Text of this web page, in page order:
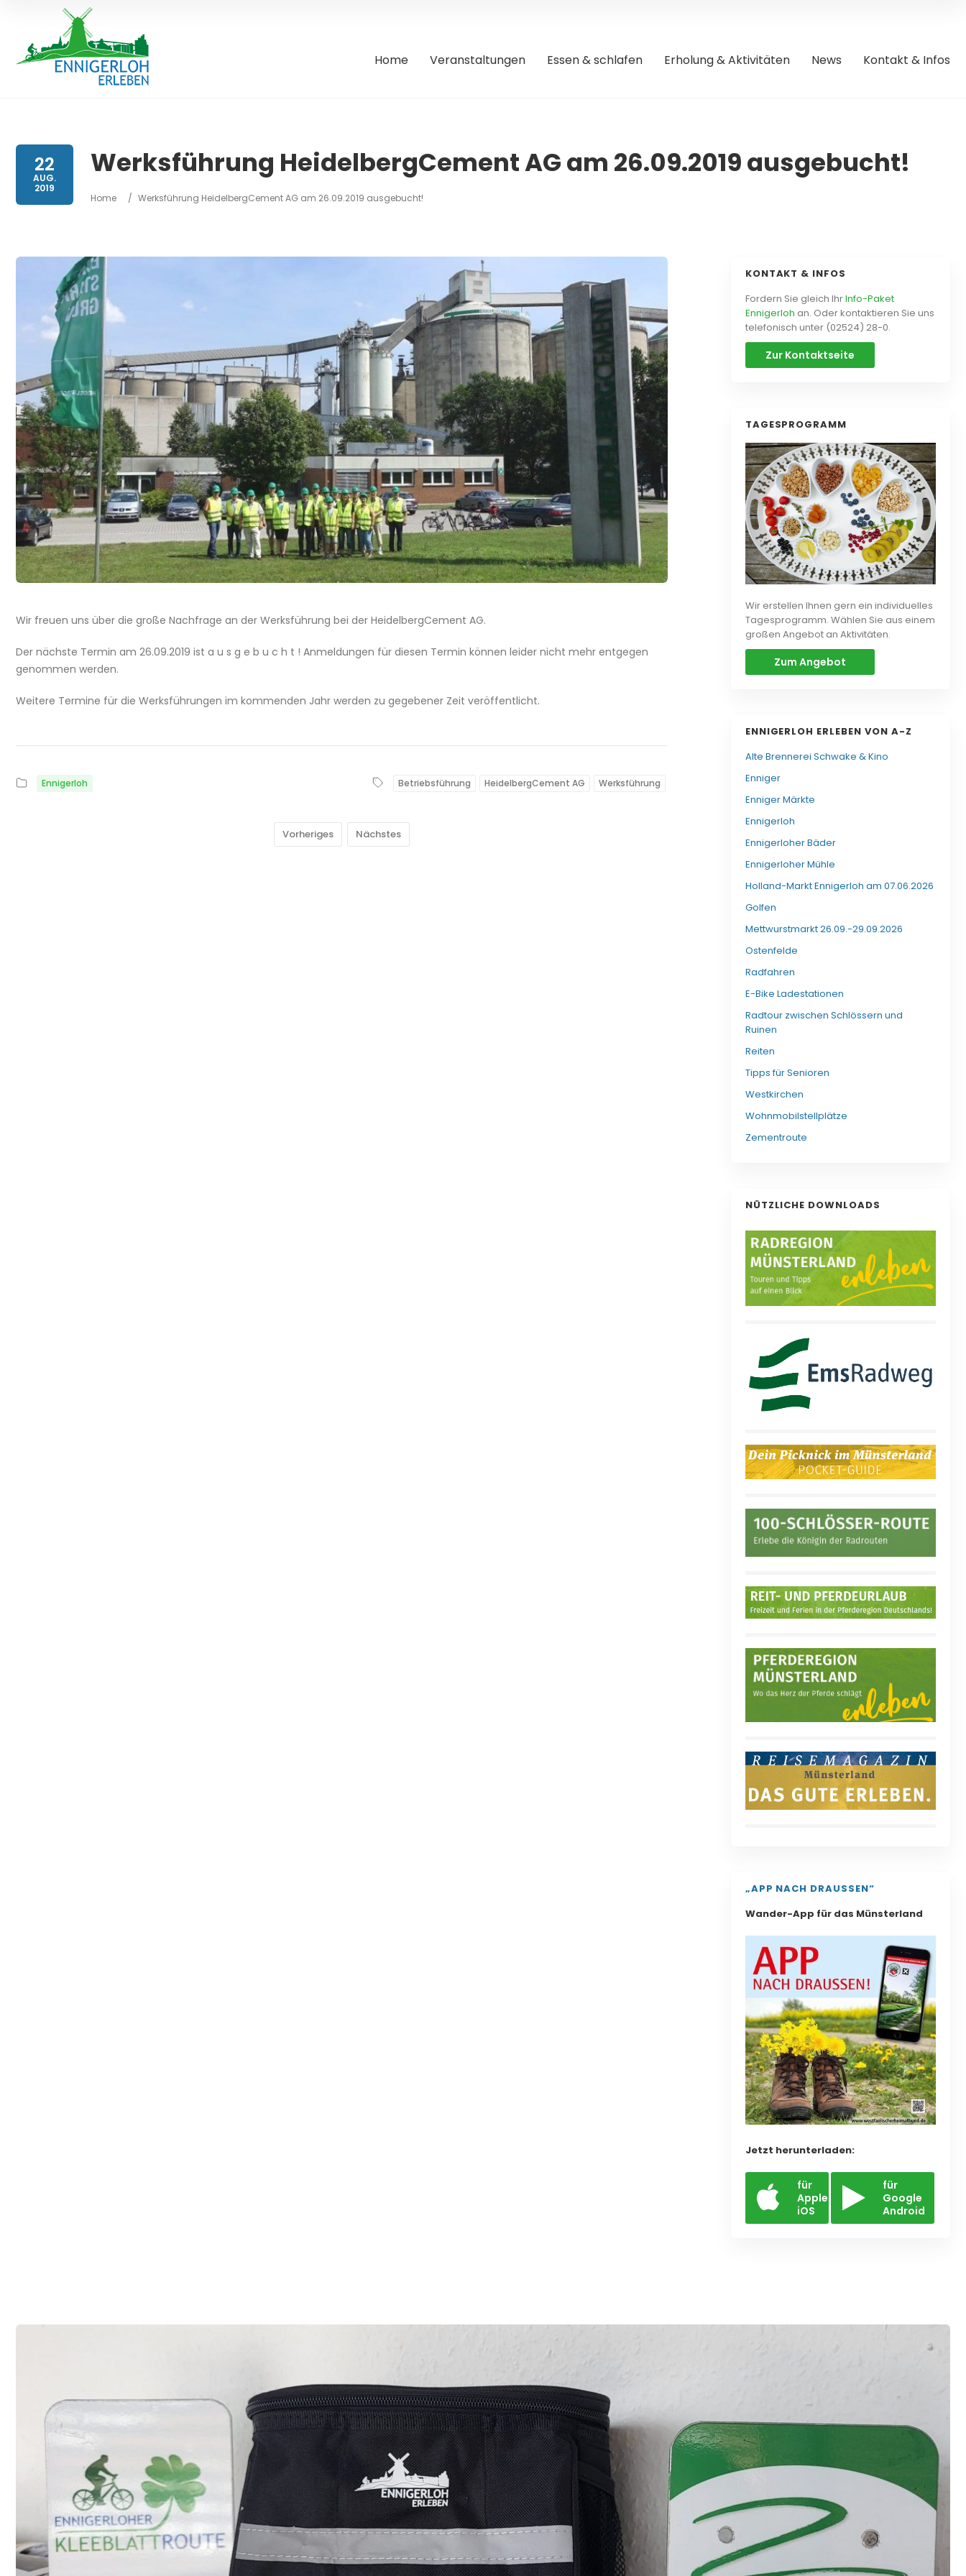
Home Veranstaltungen Essen & schlafen Erholung & Aktivitäten News Kontakt & Infos
22
AUG.
2019
Werksführung HeidelbergCement AG am 26.09.2019 ausgebucht!
Home / Werksführung HeidelbergCement AG am 26.09.2019 ausgebucht!
Wir freuen uns über die große Nachfrage an der Werksführung bei der HeidelbergCement AG.
Der nächste Termin am 26.09.2019 ist a u s g e b u c h t ! Anmeldungen für diesen Termin können leider nicht mehr entgegen
genommen werden.
Weitere Termine für die Werksführungen im kommenden Jahr werden zu gegebener Zeit veröffentlicht.
Ennigerloh Betriebsführung HeidelbergCement AG Werksführung
Vorheriges Nächstes
KONTAKT & INFOS
Fordern Sie gleich IhrInfo-Paket
Ennigerloh an. Oder kontaktieren Sie uns
telefonisch unter (02524) 28-0.
Zur Kontaktseite
TAGESPROGRAMM
Wir erstellen Ihnen gern ein individuelles
Tagesprogramm. Wählen Sie aus einem
großen Angebot an Aktivitäten.
Zum Angebot
ENNIGERLOH ERLEBEN VON A-Z
Alte Brennerei Schwake & Kino
Enniger
Enniger Märkte
Ennigerloh
Ennigerloher Bäder
Ennigerloher Mühle
Holland-Markt Ennigerloh am 07.06.2026
Golfen
Mettwurstmarkt 26.09.-29.09.2026
Ostenfelde
Radfahren
E-Bike Ladestationen
Radtour zwischen Schlössern und
Ruinen
Reiten
Tipps für Senioren
Westkirchen
Wohnmobilstellplätze
Zementroute
NÜTZLICHE DOWNLOADS
„APP NACH DRAUSSEN“
Wander-App für das Münsterland
Jetzt herunterladen:
für
Apple
iOS
für
Google
Android